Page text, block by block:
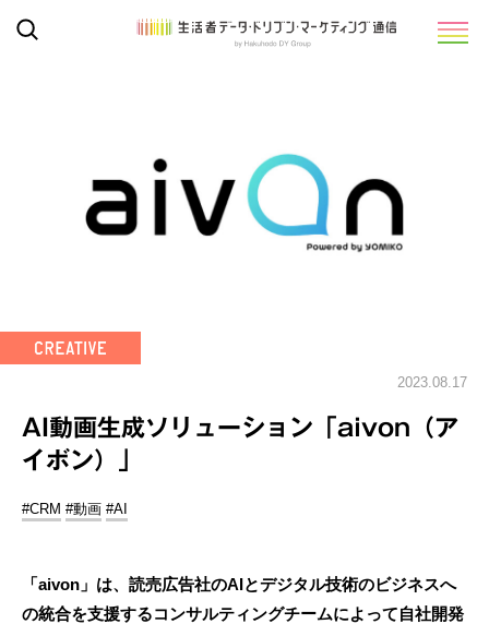
2023.08.17
AI動画生成ソリューション「aivon（ア
イボン）」
#CRM #動画 #AI
「aivon」は、読売広告社のAIとデジタル技術のビジネスへ
の統合を支援するコンサルティングチームによって自社開発